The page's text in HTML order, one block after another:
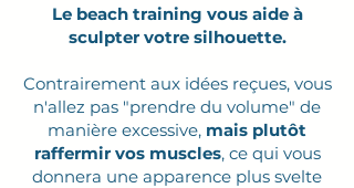
Le beach training vous aide à
sculpter votre silhouette.
Contrairement aux idées reçues, vous
n'allez pas "prendre du volume" de
manière excessive, mais plutôt
raffermir vos muscles, ce qui vous
donnera une apparence plus svelte